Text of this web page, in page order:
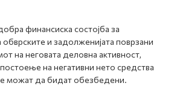
финансиска состојба за
и задолженијата поврзани
на неговата деловна активност,
на негативни нето средства
можат да бидат обезбедени.